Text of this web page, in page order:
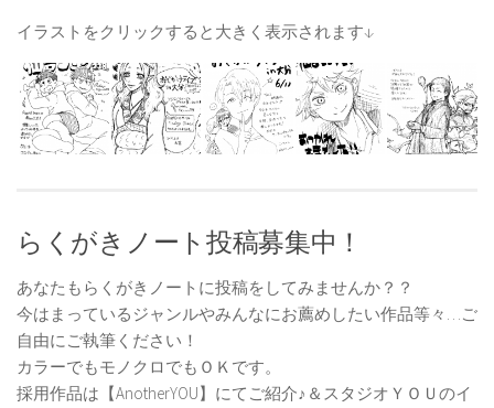
イラストをクリックすると大きく表示されます↓
らくがきノート投稿募集中！
あなたもらくがきノートに投稿をしてみませんか？？
今はまっているジャンルやみんなにお薦めしたい作品等々…ご
自由にご執筆ください！
カラーでもモノクロでもＯＫです。
採用作品は【AnotherYOU】にてご紹介♪＆スタジオＹＯＵのイ